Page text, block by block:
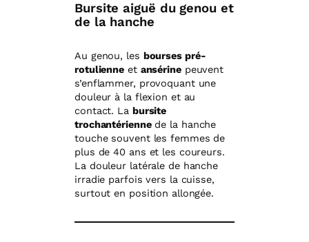
Bursite aiguë du genou et
de la hanche
Au genou, les bourses pré-
rotulienne et ansérinepeuvent
s’enflammer, provoquant une
douleur à la flexion et au
contact. La bursite
trochantériennede la hanche
touche souvent les femmes de
plus de 40 ans et les coureurs.
La douleur latérale de hanche
irradie parfois vers la cuisse,
surtout en position allongée.